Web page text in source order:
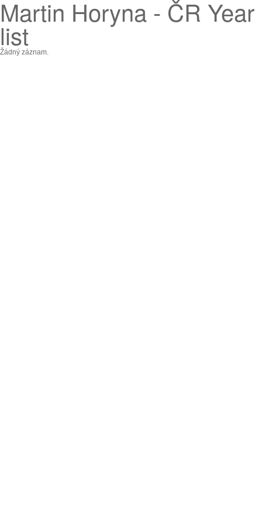
Martin Horyna - ČR Year
list
Žádný záznam.